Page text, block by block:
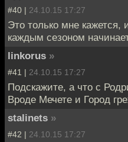
#40 | 24.10.15 17:27
Это только мне кажется,
каждым сезоном
linkorus »
#41 | 24.10.15 17:27
Подскажите, а что с
Вроде Мечете и Город
stalinets »
#42 | 24.10.15 17:27